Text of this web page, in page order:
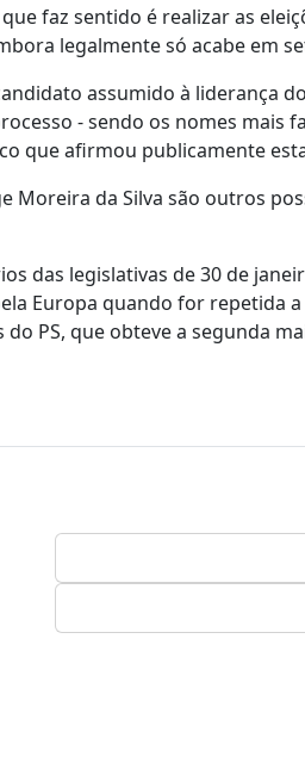
faz sentido é realizar as
legalmente só acabe em
assumido à liderança
- sendo os nomes mais
que afirmou publicamente
Moreira da Silva são outros
das legislativas de 30 de
Europa quando for repetida
PS, que obteve a segunda